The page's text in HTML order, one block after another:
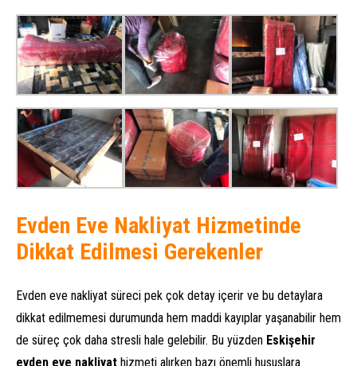
Evden Eve Nakliyat Hizmetinde
Dikkat Edilmesi Gerekenler
Evden eve nakliyat süreci pek çok detay içerir ve bu detaylara
dikkat edilmemesi durumunda hem maddi kayıplar yaşanabilir hem
de süreç çok daha stresli hale gelebilir. Bu yüzden Eskişehir
evden eve nakliyat hizmeti alırken bazı önemli hususlara